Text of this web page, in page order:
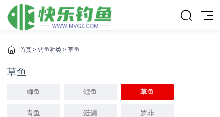
首页 > 钓鱼种类 > 草鱼
草鱼
鲫鱼 鲤鱼 草鱼
青鱼 鲢鳙 罗非